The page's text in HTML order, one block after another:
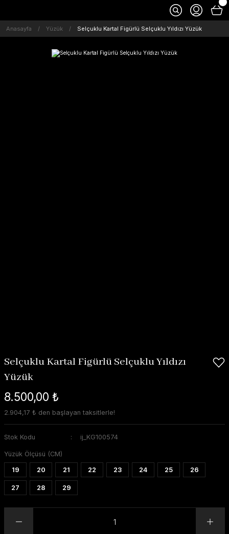
Anasayfa Yüzük Selçuklu Kartal Figürlü Selçuklu Yıldızı Yüzük
Selçuklu Kartal Figürlü Selçuklu Yıldızı
Yüzük
8.500,00 ₺
2.904,17 ₺ den başlayan taksitlerle!
Stok Kodu ij_KG100574
Yüzük Ölçüsü (CM)
19 20 21 22 23 24 25 26
27 28 29